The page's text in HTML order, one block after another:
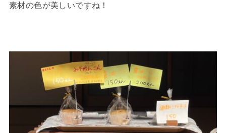
素材の色が美しいですね！